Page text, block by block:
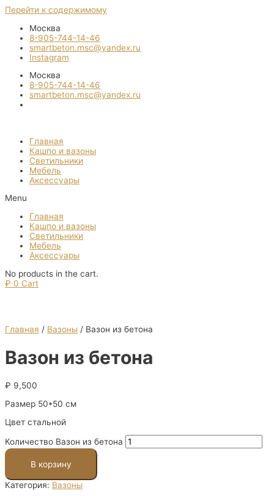
Перейти к содержимому
Москва
8-905-744-14-46
smartbeton.msc@yandex.ru
Instagram
Москва
8-905-744-14-46
smartbeton.msc@yandex.ru
Главная
Кашпо и вазоны
Светильники
Мебель
Аксессуары
Menu
Главная
Кашпо и вазоны
Светильники
Мебель
Аксессуары
No products in the cart.
₽ 0 Cart
Главная / Вазоны / Вазон из бетона
Вазон из бетона
₽ 9,500
Размер 50*50 см
Цвет стальной
Количество Вазон из бетона
В корзину
Категория: Вазоны